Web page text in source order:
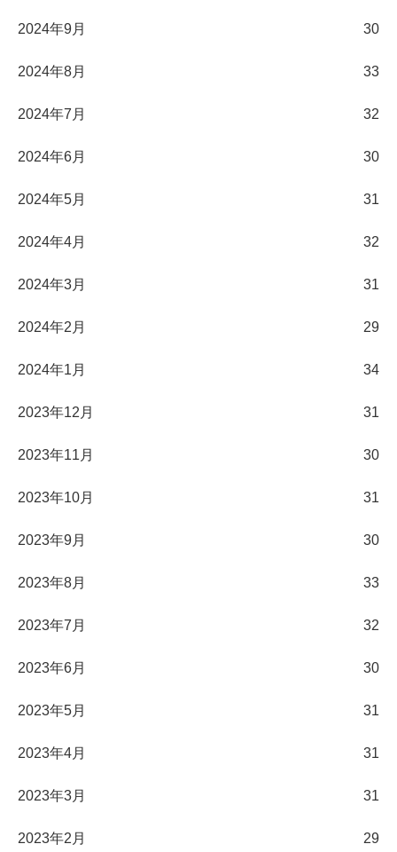
2024年9月 30
2024年8月 33
2024年7月 32
2024年6月 30
2024年5月 31
2024年4月 32
2024年3月 31
2024年2月 29
2024年1月 34
2023年12月 31
2023年11月 30
2023年10月 31
2023年9月 30
2023年8月 33
2023年7月 32
2023年6月 30
2023年5月 31
2023年4月 31
2023年3月 31
2023年2月 29